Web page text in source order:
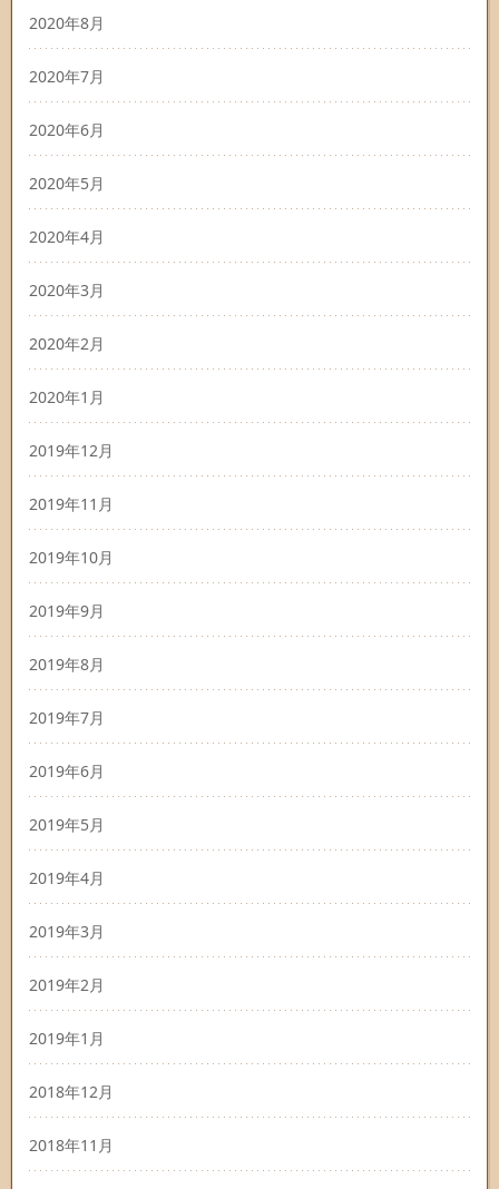
2020年8月
2020年7月
2020年6月
2020年5月
2020年4月
2020年3月
2020年2月
2020年1月
2019年12月
2019年11月
2019年10月
2019年9月
2019年8月
2019年7月
2019年6月
2019年5月
2019年4月
2019年3月
2019年2月
2019年1月
2018年12月
2018年11月